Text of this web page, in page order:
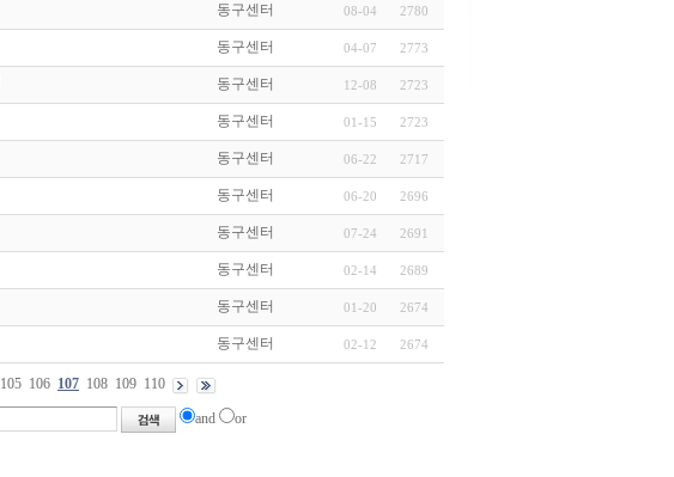
동구센터 08-04 2780
동구센터 04-07 2773
동구센터 12-08 2723
동구센터 01-15 2723
동구센터 06-22 2717
동구센터 06-20 2696
동구센터 07-24 2691
동구센터 02-14 2689
동구센터 01-20 2674
동구센터 02-12 2674
105 106 107 108 109 110
and or